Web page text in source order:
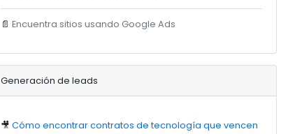
📄Encuentra sitios usando Google Ads
Generación de leads
🎥Cómo encontrar contratos de tecnología que vencen